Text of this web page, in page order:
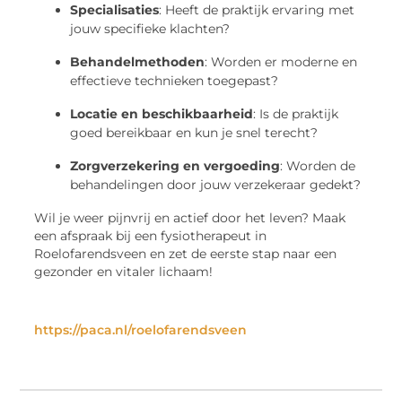
Specialisaties: Heeft de praktijk ervaring met
jouw specifieke klachten?
Behandelmethoden: Worden er moderne en
effectieve technieken toegepast?
Locatie en beschikbaarheid: Is de praktijk
goed bereikbaar en kun je snel terecht?
Zorgverzekering en vergoeding: Worden de
behandelingen door jouw verzekeraar gedekt?
Wil je weer pijnvrij en actief door het leven? Maak
een afspraak bij een fysiotherapeut in
Roelofarendsveen en zet de eerste stap naar een
gezonder en vitaler lichaam!
https://paca.nl/roelofarendsveen